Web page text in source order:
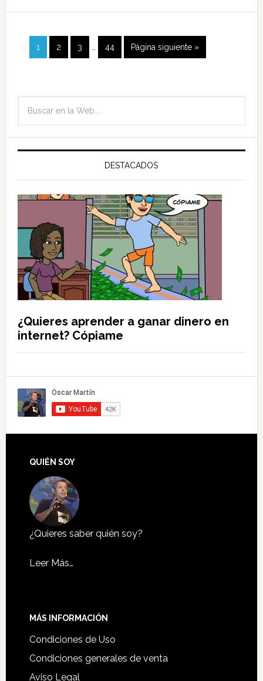
1 2 3 44 Página siguiente »
DESTACADOS
¿Quieres aprender a ganar dinero en
internet? Cópiame
QUIÉN SOY
¿Quieres saber quién soy?
Leer Más…
MÁS INFORMACIÓN
Condiciones de Uso
Condiciones generales de venta
Aviso Legal